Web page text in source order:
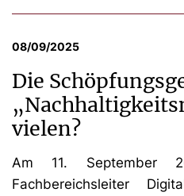
08/09/2025
Die
vielen?
Am 11. September
Fachbereichsleiter